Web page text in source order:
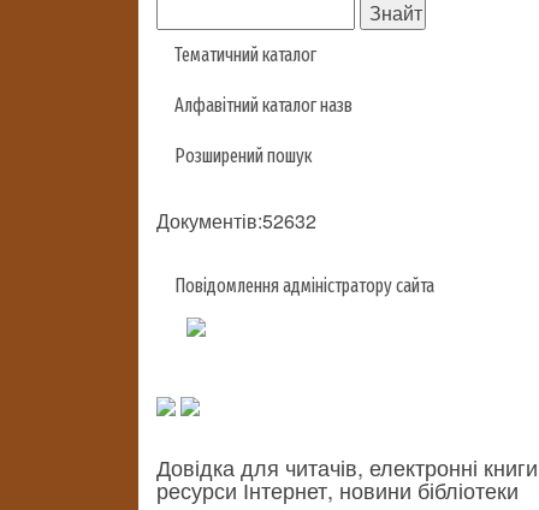
Тематичний каталог
Алфавітний каталог назв
Розширений пошук
Документів:52632
Повідомлення адміністратору сайта
Довідка для читачів, електронні
ресурси Інтернет, новини бібліотеки